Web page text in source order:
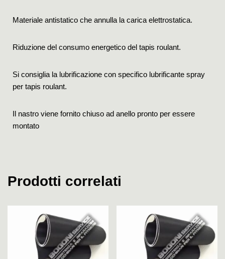
Materiale antistatico che annulla la carica elettrostatica.
Riduzione del consumo energetico del tapis roulant.
Si consiglia la lubrificazione con specifico lubrificante spray
per tapis roulant.
Il nastro viene fornito chiuso ad anello pronto per essere
montato
Prodotti correlati